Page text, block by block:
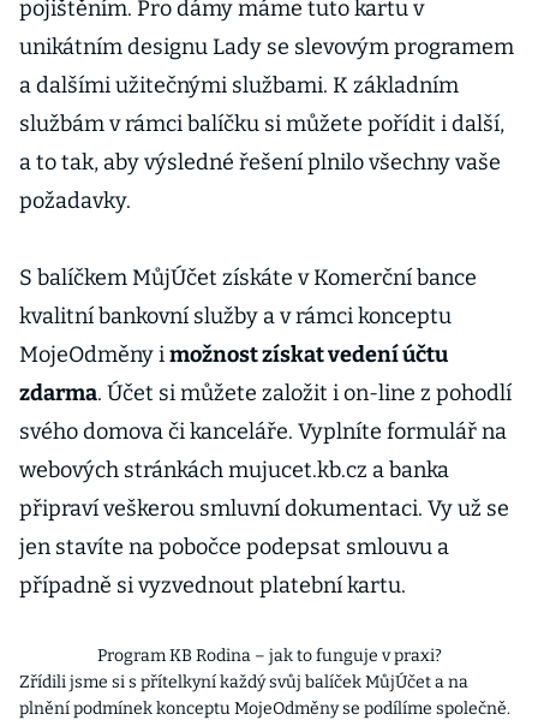
pojištěním. Pro dámy máme tuto kartu v
unikátním designu Lady se slevovým programem
a dalšími užitečnými službami. K základním
službám v rámci balíčku si můžete pořídit i další,
a to tak, aby výsledné řešení plnilo všechny vaše
požadavky.
S balíčkem MůjÚčet získáte v Komerční bance
kvalitní bankovní služby a v rámci konceptu
MojeOdměny imožnost získat vedení účtu
zdarma. Účet si můžete založit i on-line z pohodlí
svého domova či kanceláře. Vyplníte formulář na
webových stránkách mujucet.kb.cz a banka
připraví veškerou smluvní dokumentaci. Vy už se
jen stavíte na pobočce podepsat smlouvu a
případně si vyzvednout platební kartu.
Program KB Rodina – jak to funguje v praxi?
Zřídili jsme si s přítelkyní každý svůj balíček MůjÚčet a na
plnění podmínek konceptu MojeOdměny se podílíme společně.